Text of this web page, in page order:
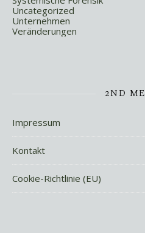
Uncategorized
Unternehmen
Veränderungen
2ND
Impressum
Kontakt
Cookie-Richtlinie (EU)